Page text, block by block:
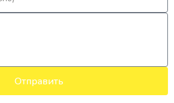
Отправить